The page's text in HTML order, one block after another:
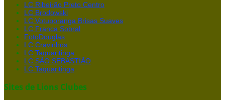
LC Ribeirão Preto Centro
LC Brodowski
LC Votuporanga Brisas Suaves
LC Franca Sobral
FotoDouglas
LC Cravinhos
LC Taquaritinga
LC SÃO SEBASTIÃO
LC Taquaritinga
Sites de Lions Clubes